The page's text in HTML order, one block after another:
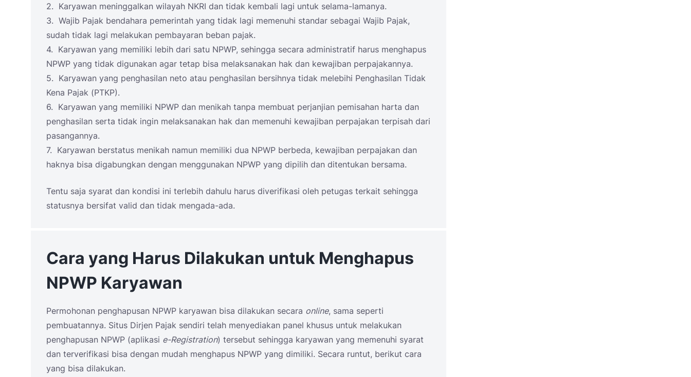
2. Karyawan meninggalkan wilayah NKRI dan tidak kembali lagi untuk selama-lamanya.
3. Wajib Pajak bendahara pemerintah yang tidak lagi memenuhi standar sebagai Wajib Pajak,
sudah tidak lagi melakukan pembayaran beban pajak.
4. Karyawan yang memiliki lebih dari satu NPWP, sehingga secara administratif harus menghapus
NPWP yang tidak digunakan agar tetap bisa melaksanakan hak dan kewajiban perpajakannya.
5. Karyawan yang penghasilan neto atau penghasilan bersihnya tidak melebihi Penghasilan Tidak
Kena Pajak (PTKP).
6. Karyawan yang memiliki NPWP dan menikah tanpa membuat perjanjian pemisahan harta dan
penghasilan serta tidak ingin melaksanakan hak dan memenuhi kewajiban perpajakan terpisah dari
pasangannya.
7. Karyawan berstatus menikah namun memiliki dua NPWP berbeda, kewajiban perpajakan dan
haknya bisa digabungkan dengan menggunakan NPWP yang dipilih dan ditentukan bersama.
Tentu saja syarat dan kondisi ini terlebih dahulu harus diverifikasi oleh petugas terkait sehingga
statusnya bersifat valid dan tidak mengada-ada.
Cara yang Harus Dilakukan untuk Menghapus
NPWP Karyawan
Permohonan penghapusan NPWP karyawan bisa dilakukan secara online, sama seperti
pembuatannya. Situs Dirjen Pajak sendiri telah menyediakan panel khusus untuk melakukan
penghapusan NPWP (aplikasi e-Registration) tersebut sehingga karyawan yang memenuhi syarat
dan terverifikasi bisa dengan mudah menghapus NPWP yang dimiliki. Secara runtut, berikut cara
yang bisa dilakukan.